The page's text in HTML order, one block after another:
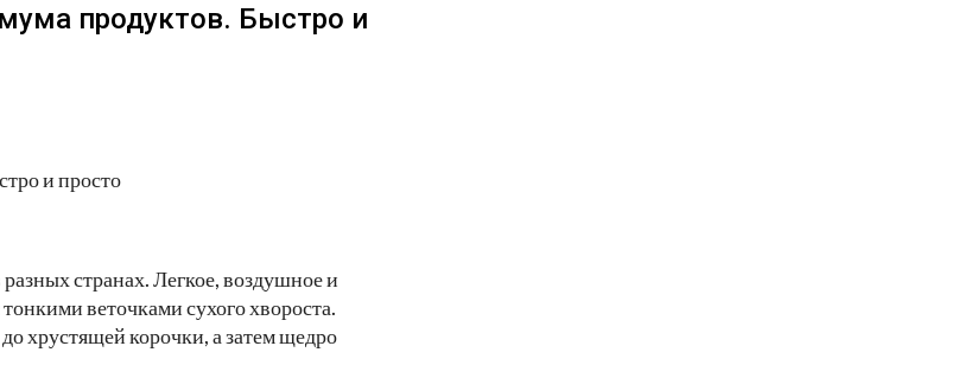
продуктов. Быстро и
странах. Легкое, воздушное и
веточками сухого хвороста.
хрустящей корочки, а затем щедро